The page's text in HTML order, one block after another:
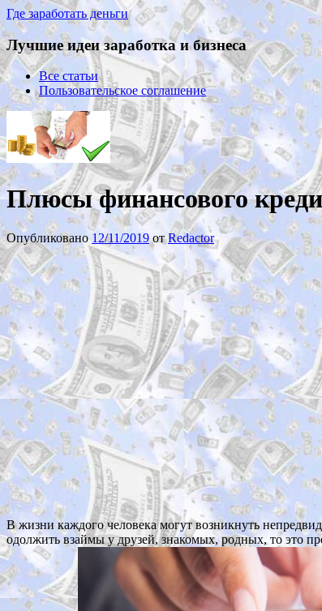
Где заработать деньги
Лучшие идеи заработка и бизнеса
Все статьи
Пользовательское соглашение
Плюсы финансового
Опубликовано 12/11/2019 отRedactor
В жизни каждого человека могут возникнуть
одолжить взаймы у друзей, знакомых, родных, то это